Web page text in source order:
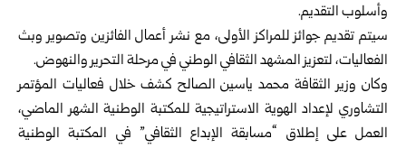
وأسلوب التقديم.
سيتم تقديم جوائز للمراكز الأولى، مع نشر أعمال الفائزين وتصوير وبث
الفعاليات، لتعزيز المشهد الثقافي الوطني في مرحلة التحرير والنهوض.
وكان وزير الثقافة محمد ياسين الصالح كشف خلال فعاليات المؤتمر
التشاوري لإعداد الهوية الاستراتيجية للمكتبة الوطنية الشهر الماضي،
العمل على إطلاق “مسابقة الإبداع الثقافي” في المكتبة الوطنية